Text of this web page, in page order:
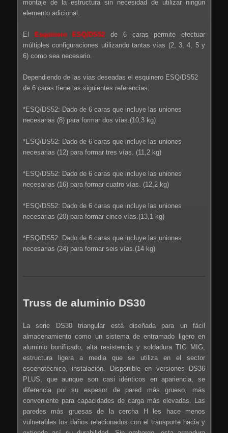
montaje de la estructura sin necesidad de utilizar ningún
elemento adicional.
El Esquinero ESQ/DS52 de 6 caras permite efectuar
múltiples configuraciones utilizando tantas vías (2, 3, 4, 5 y
6) como sea necesario.
Dependiendo de las vias deseadas el esquinero ESQ/DS52
de 6 caras tiene las siguientes referencias:
*ESQ/DS52: Dado de 6 caras que incluye las uniones
necesarias (8) para formar dos vías.(10,3 kg)
*ESQ/DS52: Dado de 6 caras que incluye las uniones
necesarias (12) para formar tres vías. (11,2 kg)
*ESQ/DS52: Dado de 6 caras que incluye las uniones
necesarias (16) para formar cuatro vías. (12,2 kg)
*ESQ/DS52: Dado de 6 caras que incluye las uniones
necesarias (20) para formar cinco vías.(13,1 kg)
*ESQ/DS52: Dado de 6 caras que incluye las uniones
necesarias (24) para formar seis vías.(14 kg)
Truss de aluminio DS30
La serie DS30 triangular está diseñada para un fácil
almacenamiento como un sistema de entramado ligero en
aluminio bonificado, alta resistencia y soldadura TIG MIG,
estructura ligera a media que se utiliza en el sector
escenotécnico, instalación. Disponible en versiones DS36
PLUS, que aunque son casi idénticos en apariencia, se
diferencia por su espesor de pared más grueso, más
conveniente para capacidades de carga más elevadas. Las
paredes más gruesas de la cercha H les hace menos
vulnerables los daños relacionados con el transporte hacia y